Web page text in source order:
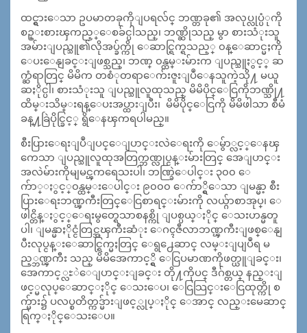
ထင္ရွားေသာ ဥပမာတခုကိုျပရလ်င္ ဘဏ္တခု၏ အလုပ္လုပ္ပံုကို
စဥ္းစားၾကည့္ေစခ်င္ပါသည္၊ ဘဏ္ဆိုသည္ မွာ စားသံုးသူ
အမ်ားျပည္သူ၏လိုအပ္ခ်က္ကို ေဆာင္ရြက္ရသည့္ ၀န္ေဆာင္မႈကို
ေပးေနျခင္းျဖစ္သည္၊ ဘဏ္ ၀န္ထမ္းမ်ားက ျပည္သူႏွင့္ ဆ
က္ဆံရာတြင္ မိမိက တစံုတရာေက်းဇူးျပဳေနသူကဲ့သို႔ မယူ
ဆႏိုင္ပါ၊ စားသံုးသူ ျပည္သူလူထုသည္ မိမိပိုင္ေငြကိုဘဏ္သို႔
ထိမ္းသိမ္းရန္ေပးအပ္ထားျပီး၊ မိမိပိုင္ေငြကို မိမိဖါသာ စီမံ
ခန္႔ခြဲပိုင္ခြင့္ ရွိေနၾကရပါမည္။
စီးပြားေရးျပဳျပင္ေျပာင္းလဲေရးကို ေမွ်ာ္လင့္ေနၾ
ကေသာ ျပည္သူလူထုအတြက္ဘဏ္လုပ္ငန္းမ်ားတြင္ အေျပာင္း
အလဲမ်ားကိုမျမင္ၾကရေသးပါ၊ ဘဏ္ခြဲေပါင္း ၃၀၀ ေ
က်ာ္ႏွင့္၀န္ထမ္းေပါင္း ၉၀၀၀ ေက်ာ္ရွိေသာ ျမန္မာ့ စီး
ပြားေရးဘဏ္ၾကီးတြင္ေငြစာရင္းမ်ားကို လယ္ဂ်ာစာအုပ္၊ ေ
ဖါင္တိန္ႏွင့္ေရးမွတ္ရေသာစနစ္ကို ျပစ္ပယ္ႏိုင္ ေသးဟန္မတူ
ပါ၊ ျမန္မာႏိုင္ငံတြင္အၾကီးဆံုး ေဂၚဇီလာဘဏ္ၾကီးျဖစ္ေနျ
ပီးလုပ္ငန္းေဆာင္ရြက္မႈတြင္ ေရွ႕ေဆာင္ လမ္းျပျပဳရ မ
ည့္ဘဏ္ၾကီး သည္ မိမိအေကာင့္ရွိ ေငြပမာဏကိုဖတ္ယူျခင္း၊
အေကာင့္လႊဲေျပာင္းျခင္း တို႔ကိုပင္ ဒီဂ်စ္တယ္ နည္းျ
ဖင့္မလုပ္ေဆာင္ႏိုင္ ေသးေပ၊ ေငြသြင္းေငြထုတ္ကို စ
က္မ်ား၌ ပလပ္စတိတ္ကဒ္မ်ားျဖင့္လုပ္ႏိုင္ ေအာင္ လည္းမေဆာင္
ရြက္ႏိုင္ေသးေပ။